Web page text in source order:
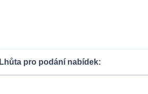
Lhůta pro podání nabídek